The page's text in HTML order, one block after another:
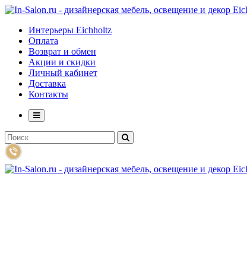
Интерьеры Eichholtz
Оплата
Возврат и обмен
Акции и скидки
Личный кабинет
Доставка
Контакты